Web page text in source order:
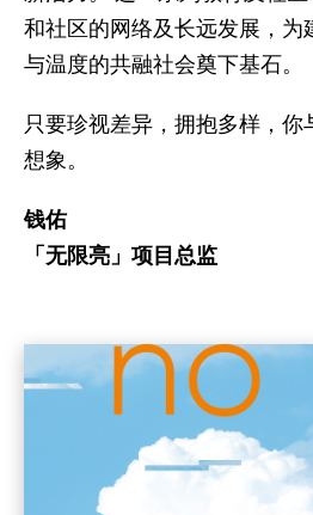
和社区的网络及长远发展，为
与温度的共融社会奠下基石。
只要珍视差异，拥抱多样，
想象。
钱佑
「无限亮」项目总监